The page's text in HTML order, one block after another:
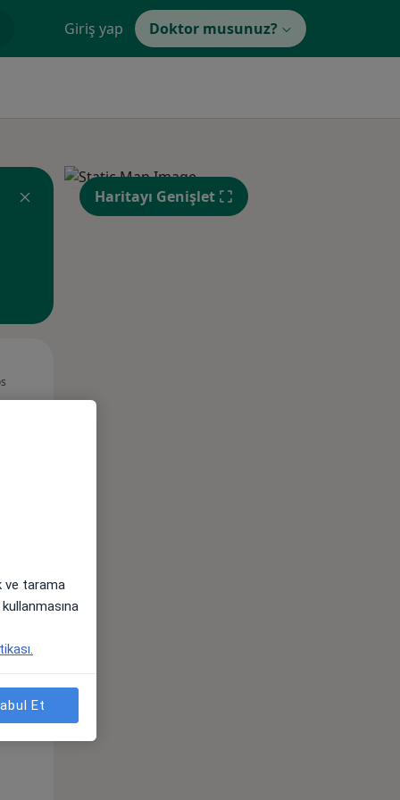
Giriş yap Doktor musunuz?
13 Ağustos
Haritayı Genişlet
ve tarama
Et